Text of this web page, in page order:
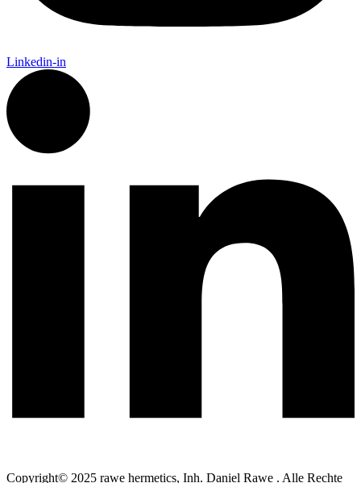
Linkedin-in
Copyright© 2025 rawe hermetics, Inh. Daniel Rawe . Alle Rechte